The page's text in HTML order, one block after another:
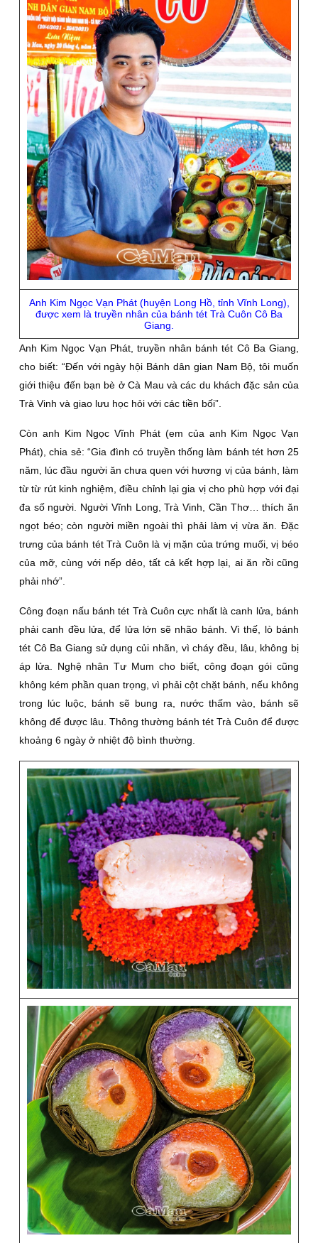
Anh Kim Ngọc Vạn Phát (huyện Long Hồ, tỉnh Vĩnh Long),
được xem là truyền nhân của bánh tét Trà Cuôn Cô Ba
Giang.
Anh Kim Ngọc Vạn Phát, truyền nhân bánh tét Cô Ba Giang,
cho biết: “Ðến với ngày hội Bánh dân gian Nam Bộ, tôi muốn
giới thiệu đến bạn bè ở Cà Mau và các du khách đặc sản của
Trà Vinh và giao lưu học hỏi với các tiền bối”.
Còn anh Kim Ngọc Vĩnh Phát (em của anh Kim Ngọc Vạn
Phát), chia sẻ: “Gia đình có truyền thống làm bánh tét hơn 25
năm, lúc đầu người ăn chưa quen với hương vị của bánh, làm
từ từ rút kinh nghiệm, điều chỉnh lại gia vị cho phù hợp với đại
đa số người. Người Vĩnh Long, Trà Vinh, Cần Thơ… thích ăn
ngọt béo; còn người miền ngoài thì phải làm vị vừa ăn. Ðặc
trưng của bánh tét Trà Cuôn là vị mặn của trứng muối, vị béo
của mỡ, cùng với nếp dẻo, tất cả kết hợp lại, ai ăn rồi cũng
phải nhớ”.
Công đoạn nấu bánh tét Trà Cuôn cực nhất là canh lửa, bánh
phải canh đều lửa, để lửa lớn sẽ nhão bánh. Vì thế, lò bánh
tét Cô Ba Giang sử dụng củi nhãn, vì cháy đều, lâu, không bị
áp lửa. Nghệ nhân Tư Mum cho biết, công đoạn gói cũng
không kém phần quan trọng, vì phải cột chặt bánh, nếu không
trong lúc luộc, bánh sẽ bung ra, nước thấm vào, bánh sẽ
không để được lâu. Thông thường bánh tét Trà Cuôn để được
khoảng 6 ngày ở nhiệt độ bình thường.